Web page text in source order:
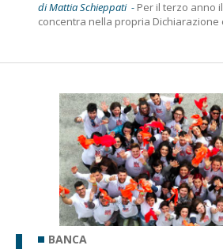
di Mattia Schieppati - Per il terzo anno
concentra nella propria Dichiarazione
BANCA